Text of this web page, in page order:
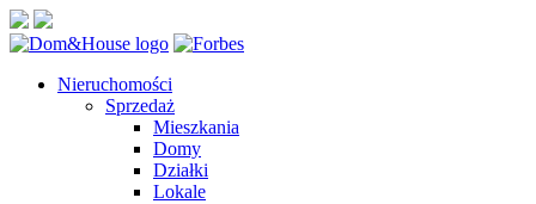
Nieruchomości
Sprzedaż
Mieszkania
Domy
Działki
Lokale